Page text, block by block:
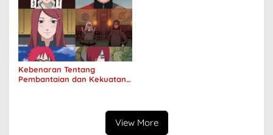
Kebenaran Tentang
Pembantaian dan Kekuatan
View More